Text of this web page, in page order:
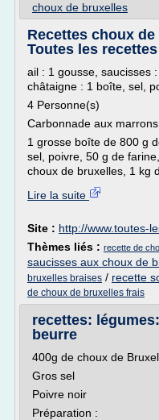
choux de bruxelles
Recettes choux
Toutes les recettes
ail : 1 gousse, saucisses
châtaigne : 1 boîte, sel,
4 Personne(s)
Carbonnade aux marrons
1 grosse boîte de 800 g
sel, poivre, 50 g de
choux de bruxelles, 1 kg
Lire la suite
Site : http://www.toutes-
Thèmes liés : recette de
saucisses aux choux de
bruxelles braises / recette
de choux de bruxelles frais
recettes:
beurre
400g de choux de
Gros sel
Poivre noir
Préparation :